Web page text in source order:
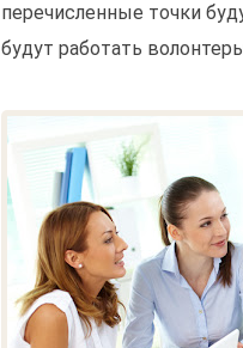
перечисленные точки
будут работать